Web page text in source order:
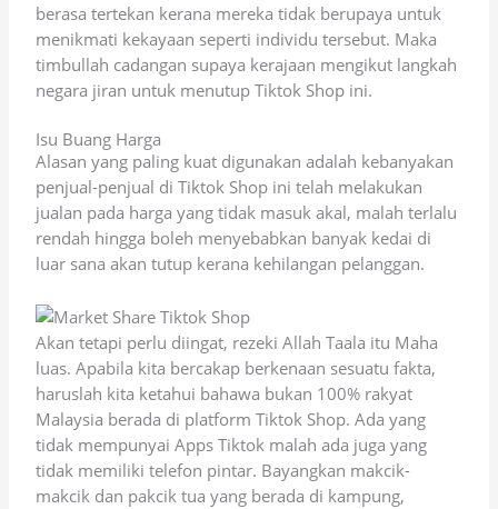
berasa tertekan kerana mereka tidak berupaya untuk
menikmati kekayaan seperti individu tersebut. Maka
timbullah cadangan supaya kerajaan mengikut langkah
negara jiran untuk menutup Tiktok Shop ini.
Isu Buang Harga
Alasan yang paling kuat digunakan adalah kebanyakan
penjual-penjual di Tiktok Shop ini telah melakukan
jualan pada harga yang tidak masuk akal, malah terlalu
rendah hingga boleh menyebabkan banyak kedai di
luar sana akan tutup kerana kehilangan pelanggan.
Akan tetapi perlu diingat, rezeki Allah Taala itu Maha
luas. Apabila kita bercakap berkenaan sesuatu fakta,
haruslah kita ketahui bahawa bukan 100% rakyat
Malaysia berada di platform Tiktok Shop. Ada yang
tidak mempunyai Apps Tiktok malah ada juga yang
tidak memiliki telefon pintar. Bayangkan makcik-
makcik dan pakcik tua yang berada di kampung,